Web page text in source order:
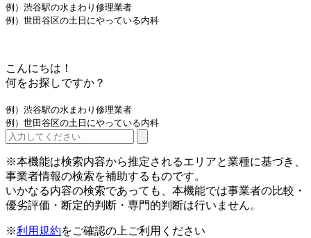
例）渋谷駅の水まわり修理業者
例）世田谷区の土日にやっている内科
こんにちは！
何をお探しですか？
例）渋谷駅の水まわり修理業者
例）世田谷区の土日にやっている内科
※本機能は検索内容から推定されるエリアと業種に基づき、
事業者情報の検索を補助するものです。
いかなる内容の検索であっても、本機能では事業者の比較・
優劣評価・断定的判断・専門的判断は行いません。
※利用規約をご確認の上ご利用ください